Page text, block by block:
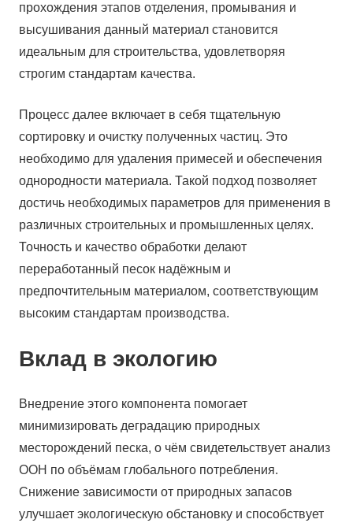
прохождения этапов отделения, промывания и
высушивания данный материал становится
идеальным для строительства, удовлетворяя
строгим стандартам качества.
Процесс далее включает в себя тщательную
сортировку и очистку полученных частиц. Это
необходимо для удаления примесей и обеспечения
однородности материала. Такой подход позволяет
достичь необходимых параметров для применения в
различных строительных и промышленных целях.
Точность и качество обработки делают
переработанный песок надёжным и
предпочтительным материалом, соответствующим
высоким стандартам производства.
Вклад в экологию
Внедрение этого компонента помогает
минимизировать деградацию природных
месторождений песка, о чём свидетельствует анализ
ООН по объёмам глобального потребления.
Снижение зависимости от природных запасов
улучшает экологическую обстановку и способствует